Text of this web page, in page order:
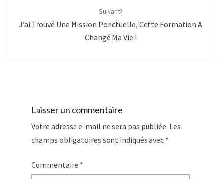
Suivant
J’ai Trouvé Une Mission Ponctuelle, Cette Formation A
Changé Ma Vie !
Laisser un commentaire
Votre adresse e-mail ne sera pas publiée. Les
champs obligatoires sont indiqués avec *
Commentaire *